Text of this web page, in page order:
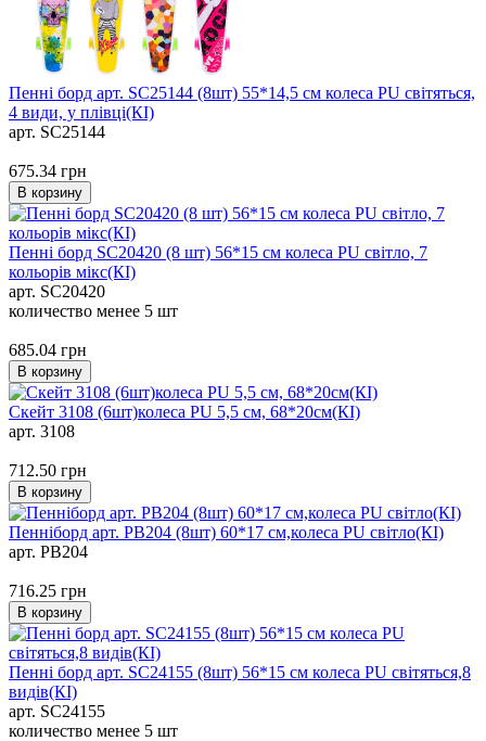
Пенні борд арт. SC25144 (8шт) 55*14,5 см колеса PU свiтяться,
4 види, у плівці(КІ)
арт. SC25144
675.34 грн
В корзину
Пенні борд SC20420 (8 шт) 56*15 см колеса PU світло, 7
кольорів мікс(КІ)
арт. SC20420
количество менее 5 шт
685.04 грн
В корзину
Скейт 3108 (6шт)колеса PU 5,5 см, 68*20см(КІ)
арт. 3108
712.50 грн
В корзину
Пенніборд арт. PB204 (8шт) 60*17 см,колеса PU світло(КІ)
арт. PB204
716.25 грн
В корзину
Пенні борд арт. SC24155 (8шт) 56*15 см колеса PU свiтяться,8
видів(КІ)
арт. SC24155
количество менее 5 шт